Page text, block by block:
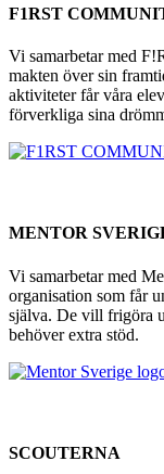
F1RST
Vi samarbetar med
makten över sin
aktiviteter får våra
förverkliga sina
MENTOR
Vi samarbetar med
organisation som får
själva. De vill frigöra
behöver extra stöd.
SCOUTERNA